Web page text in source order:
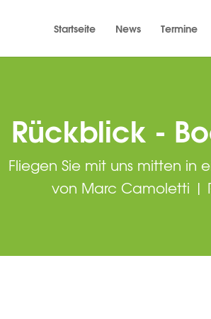
Startseite News Termine
Rückblick -
Fliegen Sie mit uns mitten in
von Marc Camoletti |